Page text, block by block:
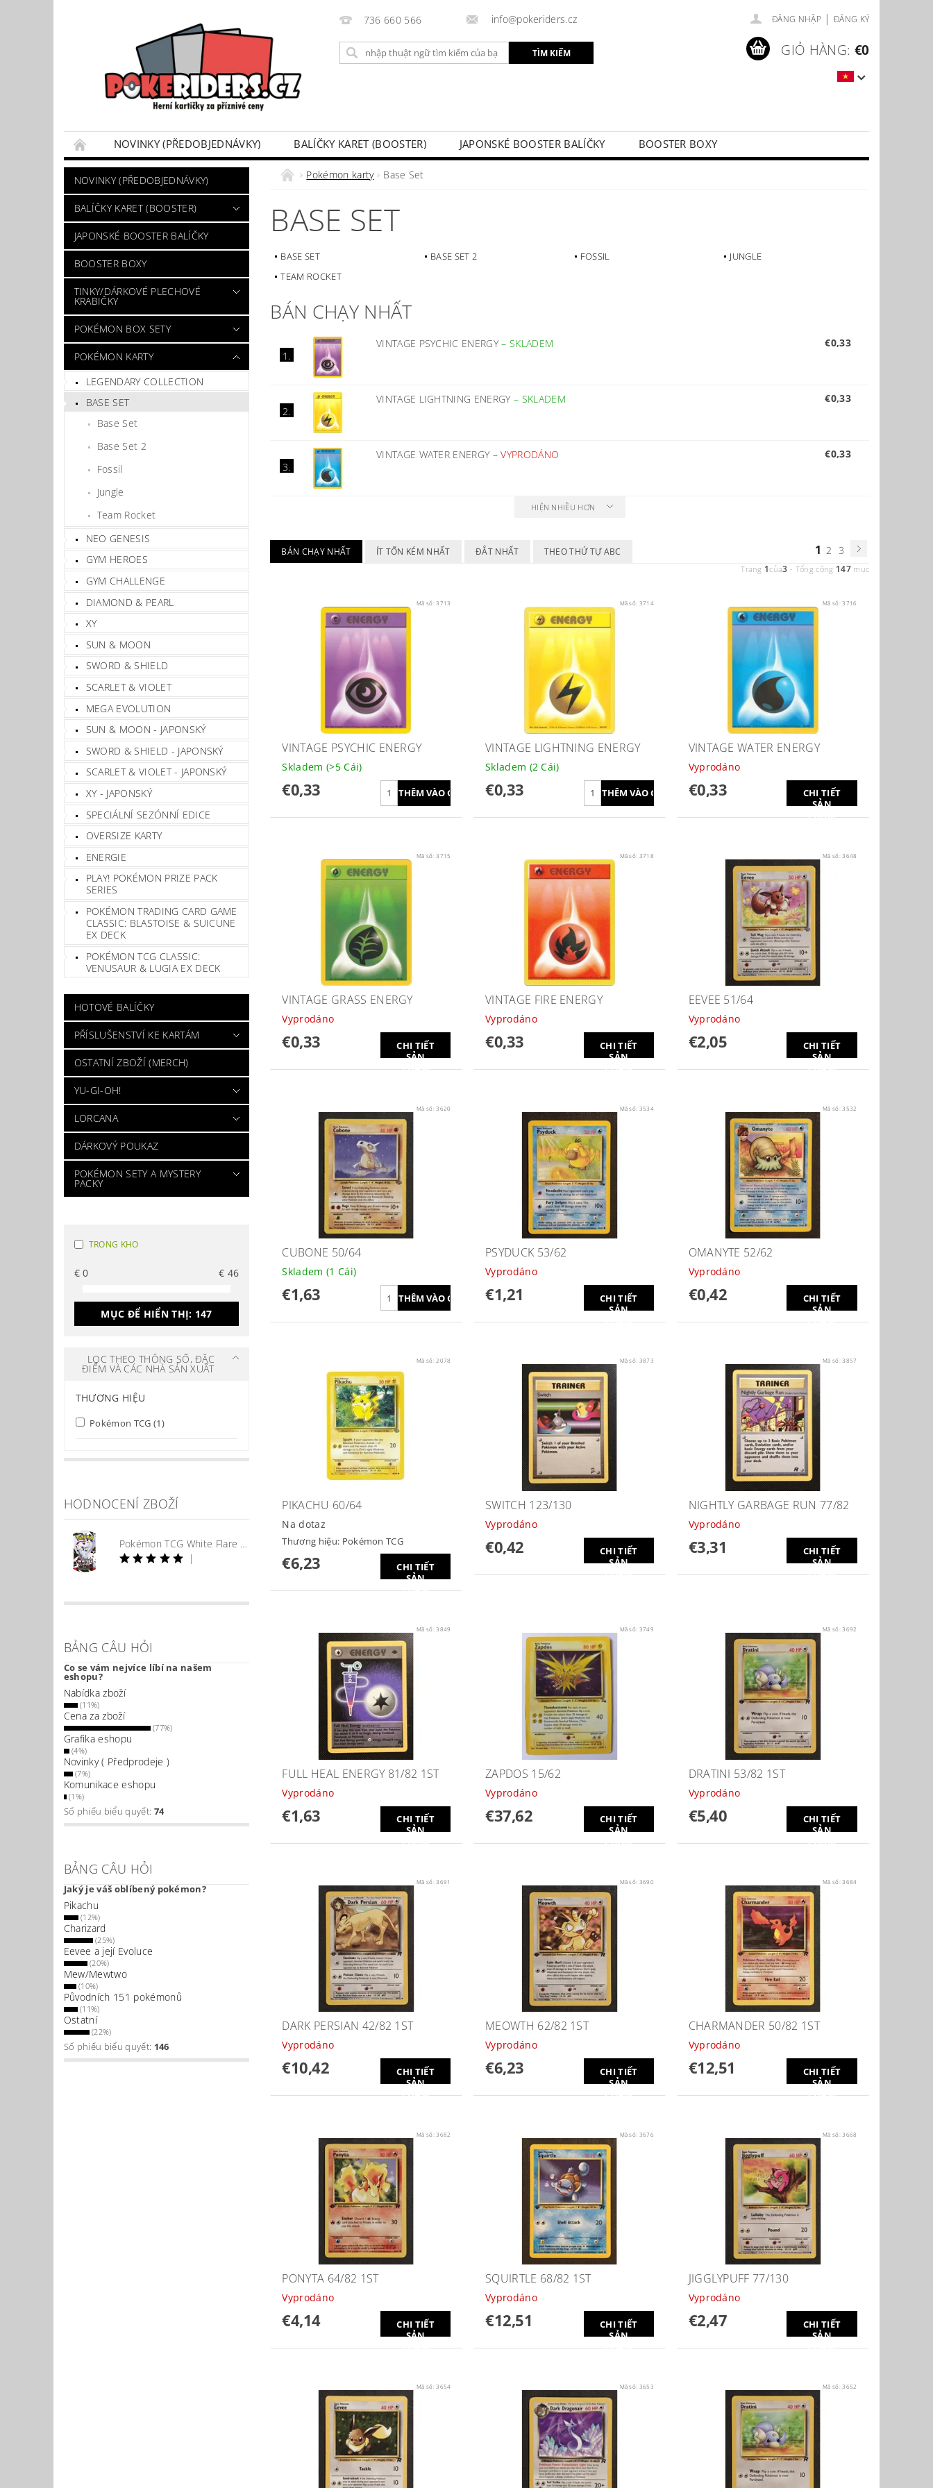
736 660 566 info@pokeriders.cz ĐĂNG NHẬP | ĐĂNG KÝ
GIỎ HÀNG: €0
NOVINKY (PŘEDOBJEDNÁVKY) BALÍČKY KARET (BOOSTER) JAPONSKÉ BOOSTER BALÍČKY
BOOSTER BOXY
POKÉMON BOX SETY
TINKY/DÁRKOVÉ PLECHOVÉ KRABIČKY
VÝKUP POKÉMON KARET
DÁRKOVÝ POUKAZ
NOVINKY (PŘEDOBJEDNÁVKY)
BALÍČKY KARET (BOOSTER)
JAPONSKÉ BOOSTER BALÍČKY
BOOSTER BOXY
TINKY/DÁRKOVÉ PLECHOVÉ
KRABIČKY
POKÉMON BOX SETY
POKÉMON KARTY
LEGENDARY COLLECTION
BASE SET
Base Set
Base Set 2
Fossil
Jungle
Team Rocket
NEO GENESIS
GYM HEROES
GYM CHALLENGE
DIAMOND & PEARL
XY
SUN & MOON
SWORD & SHIELD
SCARLET & VIOLET
MEGA EVOLUTION
SUN & MOON - JAPONSKÝ
SWORD & SHIELD - JAPONSKÝ
SCARLET & VIOLET - JAPONSKÝ
XY - JAPONSKÝ
SPECIÁLNÍ SEZÓNNÍ EDICE
OVERSIZE KARTY
ENERGIE
PLAY! POKÉMON PRIZE PACK
SERIES
POKÉMON TRADING CARD GAME
CLASSIC: BLASTOISE & SUICUNE
EX DECK
POKÉMON TCG CLASSIC:
VENUSAUR & LUGIA EX DECK
HOTOVÉ BALÍČKY
PŘÍSLUŠENSTVÍ KE KARTÁM
OSTATNÍ ZBOŽÍ (MERCH)
YU-GI-OH!
LORCANA
DÁRKOVÝ POUKAZ
POKÉMON SETY A MYSTERY
PACKY
TRONG KHO
€0 € 46
MỤC ĐỂ HIỂN THỊ: 147
LỌC THEO THÔNG SỐ, ĐẶC
ĐIỂM VÀ CÁC NHÀ SẢN XUẤT
THƯƠNG HIỆU
Pokémon TCG (1)
HODNOCENÍ ZBOŽÍ
Pokémon TCG White Flare Booster
|
BẢNG CÂU HỎI
Co se vám nejvíce líbí na našem
eshopu?
Nabídka zboží
(11%)
Cena za zboží
(77%)
Grafika eshopu
(4%)
Novinky ( Předprodeje )
(7%)
Komunikace eshopu
(1%)
Số phiếu biểu quyết: 74
BẢNG CÂU HỎI
Jaký je váš oblíbený pokémon?
Pikachu
(12%)
Charizard
(25%)
Eevee a její Evoluce
(20%)
Mew/Mewtwo
(10%)
Původních 151 pokémonů
(11%)
Ostatní
(22%)
Số phiếu biểu quyết: 146
Pokémon karty Base Set
BASE SET
BASE SET BASE SET 2 FOSSIL
JUNGLE
TEAM ROCKET
BÁN CHẠY NHẤT
1.
VINTAGE PSYCHIC ENERGY– SKLADEM €0,33
2.
VINTAGE LIGHTNING ENERGY – SKLADEM €0,33
3.
VINTAGE WATER ENERGY –VYPRODÁNO €0,33
HIỆN NHIỀU HƠN
BÁN CHẠY NHẤT ÍT TỐN KÉM NHẤT ĐẮT NHẤT THEO THỨ TỰ ABC 1 2 3
Trang 1của3 - Tổng cộng 147mục
Mã số:3713
VINTAGE PSYCHIC ENERGY
Skladem (>5 Cái)
€0,33
Mã số: 3714
VINTAGE LIGHTNING ENERGY
Skladem (2 Cái)
€0,33
Mã số:3716
VINTAGE WATER ENERGY
Vyprodáno
€0,33
CHI TIẾT
SẢN
PHẨM
Mã số:3715
VINTAGE GRASS ENERGY
Vyprodáno
€0,33
CHI TIẾT
SẢN
PHẨM
Mã số: 3718
VINTAGE FIRE ENERGY
Vyprodáno
€0,33
CHI TIẾT
SẢN
PHẨM
Mã số:3648
EEVEE 51/64
Vyprodáno
€2,05
CHI TIẾT
SẢN
PHẨM
Mã số:3620
CUBONE 50/64
Skladem (1 Cái)
€1,63
Mã số: 3534
PSYDUCK 53/62
Vyprodáno
€1,21
CHI TIẾT
SẢN
PHẨM
Mã số:3532
OMANYTE 52/62
Vyprodáno
€0,42
CHI TIẾT
SẢN
PHẨM
Mã số:2078
PIKACHU 60/64
Na dotaz
Thương hiệu: Pokémon TCG
€6,23
CHI TIẾT
SẢN
PHẨM
Mã số: 3873
SWITCH 123/130
Vyprodáno
€0,42
CHI TIẾT
SẢN
PHẨM
Mã số:3857
NIGHTLY GARBAGE RUN 77/82
Vyprodáno
€3,31
CHI TIẾT
SẢN
PHẨM
Mã số:3849
FULL HEAL ENERGY 81/82 1ST
Vyprodáno
€1,63
CHI TIẾT
SẢN
PHẨM
Mã số: 3749
ZAPDOS 15/62
Vyprodáno
€37,62
CHI TIẾT
SẢN
PHẨM
Mã số:3692
DRATINI 53/82 1ST
Vyprodáno
€5,40
CHI TIẾT
SẢN
PHẨM
Mã số:3691
DARK PERSIAN 42/82 1ST
Vyprodáno
€10,42
CHI TIẾT
SẢN
PHẨM
Mã số: 3690
MEOWTH 62/82 1ST
Vyprodáno
€6,23
CHI TIẾT
SẢN
PHẨM
Mã số:3684
CHARMANDER 50/82 1ST
Vyprodáno
€12,51
CHI TIẾT
SẢN
PHẨM
Mã số:3682
PONYTA 64/82 1ST
Vyprodáno
€4,14
CHI TIẾT
SẢN
PHẨM
Mã số: 3676
SQUIRTLE 68/82 1ST
Vyprodáno
€12,51
CHI TIẾT
SẢN
PHẨM
Mã số:3668
JIGGLYPUFF 77/130
Vyprodáno
€2,47
CHI TIẾT
SẢN
PHẨM
Mã số:3654 Mã số: 3653 Mã số:3652